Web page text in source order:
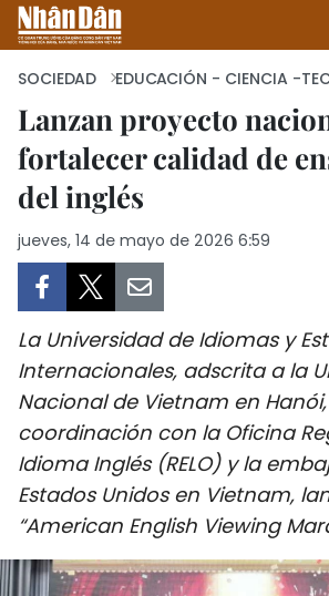
INICIO
SALUD - MEDIO
CULTURA -
INTERNACIONAL
DEPORTES
VIAJES
SOCIEDAD EDUCACIÓN - CIENCIA -
Lanzan proyecto
fortalecer calidad de
del inglés
jueves, 14 de mayo de 2026 6:59
La Universidad de Idiomas y
Internacionales, adscrita a la
Nacional de Vietnam en
coordinación con la Oficina
Idioma Inglés (RELO) y la
Estados Unidos en Vietnam,
“American English Viewing